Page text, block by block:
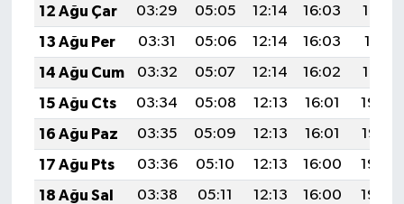
12 Ağu Çar
03:29 05:05 12:14 16:03
19:13
13 Ağu Per
03:31 05:06 12:14 16:03
19:11
14 Ağu Cum
03:32 05:07 12:14 16:02
19:10
15 Ağu Cts
03:34 05:08 12:13 16:01
19:09
16 Ağu Paz
03:35 05:09 12:13 16:01
19:07
17 Ağu Pts
03:36 05:10 12:13 16:00
19:06
18 Ağu Sal
03:38 05:11 12:13 16:00
19:05